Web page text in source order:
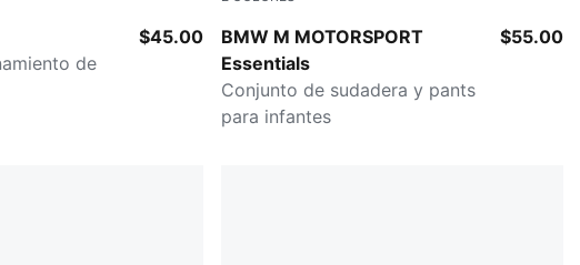
Mist
de
$45.00
BMW M MOTORSPORT
Essentials
PUMA BLACK
Conjunto de sudadera y pants
para infantes
$55.00